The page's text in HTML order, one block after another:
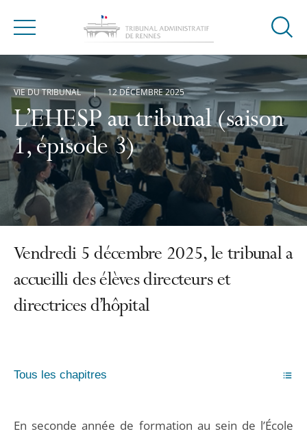
Menu
Ouvrir
de
L’EHESP au tribunal (saison
1, épisode 3)
VIE DU TRIBUNAL 12 DÉCEMBRE 2025
Vendredi 5 décembre 2025, le tribunal a
accueilli des élèves directeurs et
directrices d’hôpital
Tous les chapitres
En seconde année de formation au sein de l’École